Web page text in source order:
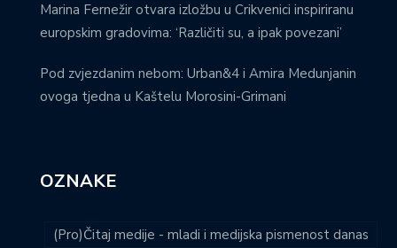
Marina Fernežir otvara izložbu u Crikvenici inspiriranu
europskim gradovima: ‘Različiti su, a ipak povezani’
Pod zvjezdanim nebom: Urban&4 i Amira Medunjanin
ovoga tjedna u Kaštelu Morosini-Grimani
OZNAKE
(Pro)Čitaj medije - mladi i medijska pismenost danas